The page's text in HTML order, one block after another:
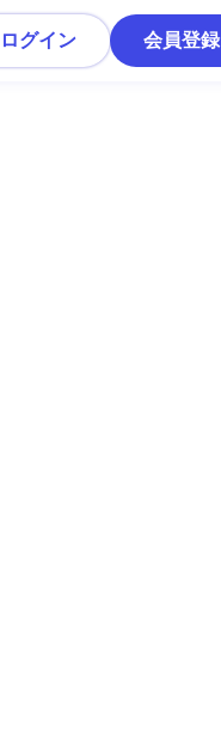
ログイン 会員登録